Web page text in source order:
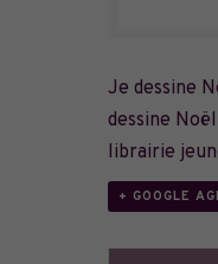
Je dessine
dessine
librairie
+ GOOGLE